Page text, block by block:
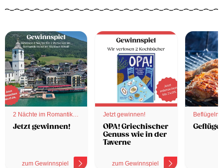
2 Nächte im Romantik
Hotel
Jetzt gewinnen!
zum Gewinnspiel
Jetzt gewinnen!
OPA! Griechischer
Genuss wie in der
Taverne
zum Gewinnspiel